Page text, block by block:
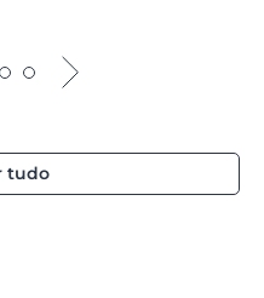
tudo